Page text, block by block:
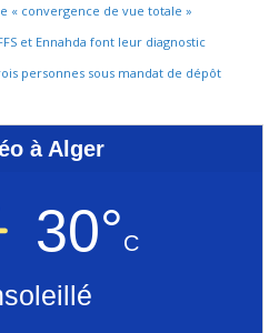
« convergence de vue totale »
et Ennahda font leur diagnostic
personnes sous mandat de dépôt
à Alger
30°C